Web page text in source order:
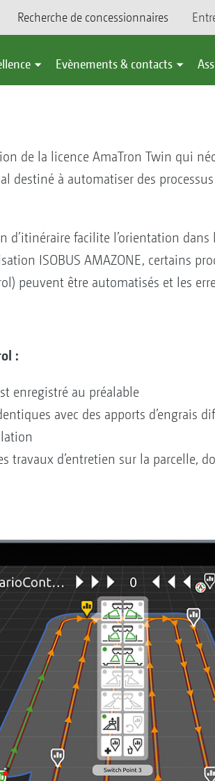
Recherche de concessionnaires
Evènements & contacts
de la licence AmaTron Twin qui
destiné à automatiser des
d’itinéraire facilite l’orientation
ISOBUS AMAZONE, certains
peuvent être automatisés et les
:
enregistré au préalable
avec des apports d’engrais
d’entretien sur la parcelle,